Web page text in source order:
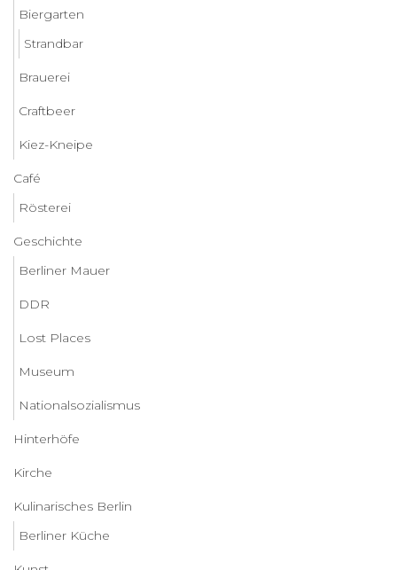
Biergarten
Strandbar
Brauerei
Craftbeer
Kiez-Kneipe
Café
Rösterei
Geschichte
Berliner Mauer
DDR
Lost Places
Museum
Nationalsozialismus
Hinterhöfe
Kirche
Kulinarisches Berlin
Berliner Küche